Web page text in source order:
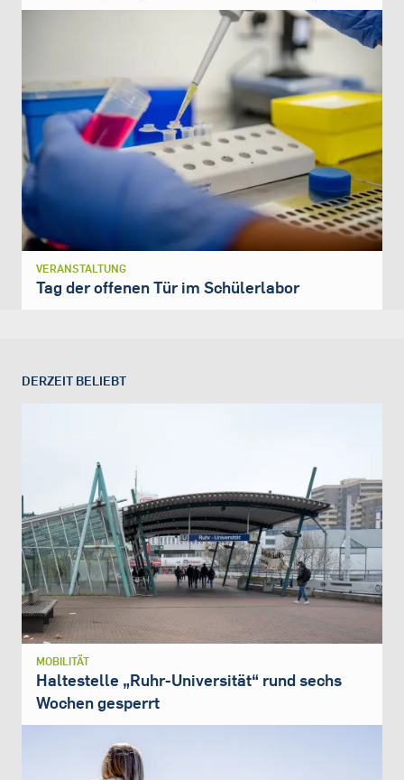
VERANSTALTUNG
Tag der offenen Tür im Schülerlabor
DERZEIT BELIEBT
MOBILITÄT
Haltestelle „Ruhr-Universität“ rund sechs
Wochen gesperrt